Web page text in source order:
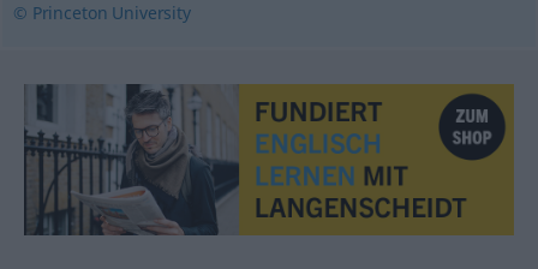
© Princeton University